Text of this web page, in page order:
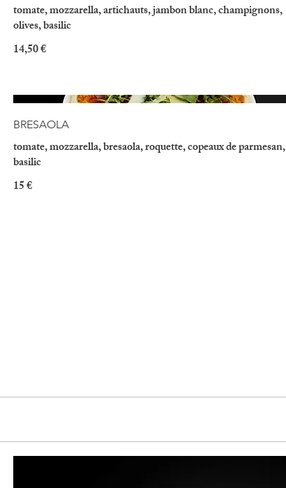
tomate, mozzarella, artichauts, jambon blanc, champignons,
olives, basilic
14,50 €
BRESAOLA
tomate, mozzarella, bresaola, roquette, copeaux de parmesan,
basilic
15 €